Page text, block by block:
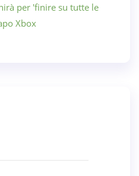
per 'finire su tutte le
Xbox